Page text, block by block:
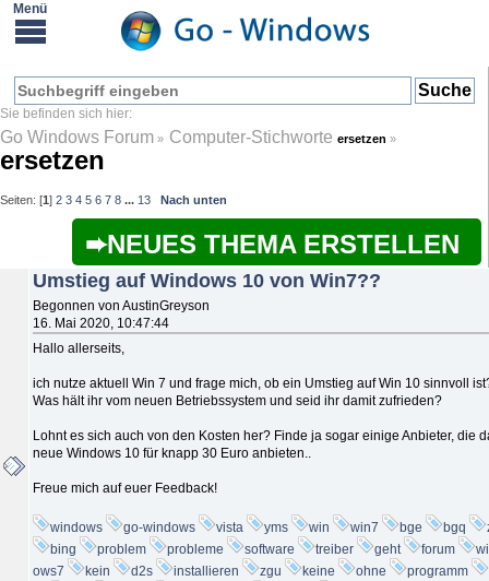
Go Windows Forum » Computer-Stichworteersetzen »
ersetzen
Seiten: [1] 2 3 4 5 6 7 8 ... 13 Nach unten
NEUES THEMA ERSTELLEN
Umstieg auf Windows 10 von Win7??
Begonnen von AustinGreyson
16. Mai 2020, 10:47:44
Hallo allerseits,
ich nutze aktuell Win 7 und frage mich, ob ein Umstieg auf Win 10 sinnvoll
Was hält ihr vom neuen Betriebssystem und seid ihr damit zufrieden?
Lohnt es sich auch von den Kosten her? Finde ja sogar einige Anbieter, die
neue Windows 10 für knapp 30 Euro anbieten..
Freue mich auf euer Feedback!
windows go-windows vista yms win win7 bge bgq
bing
problem probleme software treiber geht forum
ows7
kein d2s installieren zgu keine ohne
programm